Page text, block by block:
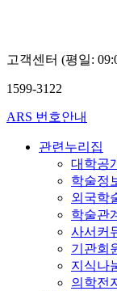
고객센터 (평일:
1599-3122
ARS 번호안내
관련누리집
대학공
학술정
외국학
학술관
사서커
기관회
지식나
의학전